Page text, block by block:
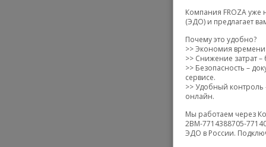
Компания FROZA уже
(ЭДО) и предлагает
Почему это удобно?
>> Экономия времени
>> Снижение затрат –
>> Безопасность –
сервисе.
>> Удобный контроль
онлайн.
Мы работаем через
2BM-7714388705-
ЭДО в России.